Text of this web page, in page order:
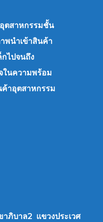
ตสาหกรรมชั้น
พนำเข้าสินค้า
ไปจนถึง
ในความพร้อม
าอุตสาหกรรม
ภิบาล2 แขวงประเวศ